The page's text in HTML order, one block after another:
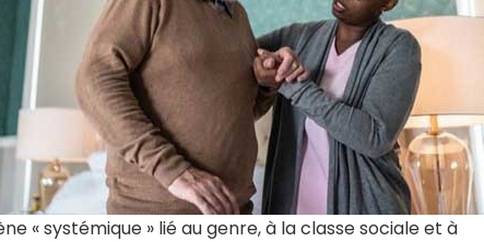
« systémique » lié au genre, à la classe sociale et à